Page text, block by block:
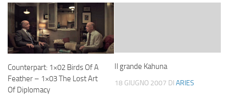
Counterpart: 1×02 Birds Of A
Feather – 1×03 The Lost Art
Of Diplomacy
Il grande Kahuna
18 GIUGNO 2007 DI ARIES